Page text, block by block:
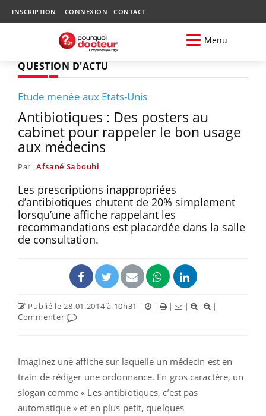
INSCRIPTION CONNEXION CONTACT
Menu
QUESTION D'ACTU
Etude menée aux Etats-Unis
Antibiotiques : Des posters au
cabinet pour rappeler le bon usage
aux médecins
Par Afsané Sabouhi
Les prescriptions inappropriées
d’antibiotiques chutent de 20% simplement
lorsqu’une affiche rappelant les
recommandations est placardée dans la salle
de consultation.
Publié le 28.01.2014 à 10h31 | | | |
|
Commenter
Imaginez une affiche sur laquelle un médecin est en
train de rédiger une ordonnance. En gros caractère, un
slogan comme « Les antibiotiques, c’est pas
automatique » et en plus petit, quelques